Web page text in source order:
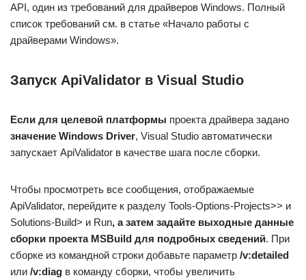
API, один из требований для драйверов Windows. Полный
список требований см. в статье «Начало работы с
драйверами Windows».
Запуск ApiValidator в Visual Studio
Если для целевой платформы проекта драйвера задано
значение Windows Driver, Visual Studio автоматически
запускает ApiValidator в качестве шага после сборки.
Чтобы просмотреть все сообщения, отображаемые
ApiValidator, перейдите к разделу Tools-Options-Projects>> и
Solutions-Build> и Run, а затем задайте выходные данные
сборки проекта MSBuild для подробных сведений. При
сборке из командной строки добавьте параметр /v:detailed
или /v:diag в команду сборки, чтобы увеличить